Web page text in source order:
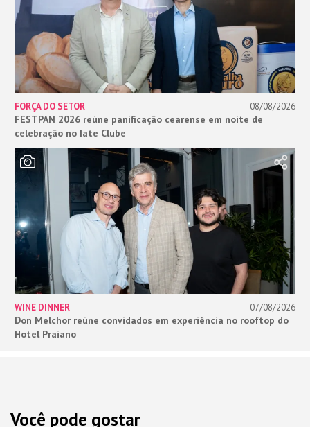
FORÇA DO SETOR 08/08/2026
FESTPAN 2026 reúne panificação cearense em noite de
celebração no Iate Clube
WINE DINNER 07/08/2026
Don Melchor reúne convidados em experiência no rooftop do
Hotel Praiano
Você pode gostar